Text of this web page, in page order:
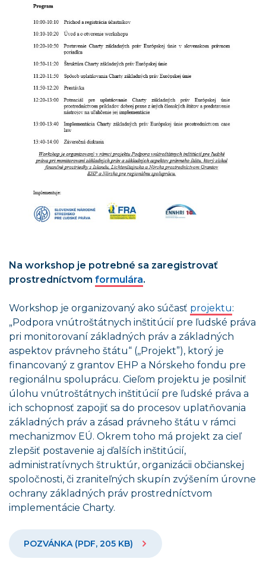
Na workshop je potrebné sa zaregistrovať
prostredníctvom formulára.
Workshop je organizovaný ako súčasť projektu:
„Podpora vnútroštátnych inštitúcií pre ľudské práva
pri monitorovaní základných práv a základných
aspektov právneho štátu“ (,,Projekt”), ktorý je
financovaný z grantov EHP a Nórskeho fondu pre
regionálnu spoluprácu. Cieľom projektu je posilniť
úlohu vnútroštátnych inštitúcií pre ľudské práva a
ich schopnosť zapojiť sa do procesov uplatňovania
základných práv a zásad právneho štátu v rámci
mechanizmov EÚ. Okrem toho má projekt za cieľ
zlepšiť postavenie aj ďalších inštitúcií,
administratívnych štruktúr, organizácii občianskej
spoločnosti, či zraniteľných skupín zvýšením úrovne
ochrany základných práv prostredníctvom
implementácie Charty.
POZVÁNKA (PDF, 205 KB)